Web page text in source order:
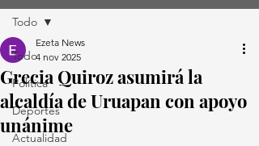
Todo
Política
Deportes
Actualidad
Todo
Grecia Quiroz asumirá la
alcaldía de Uruapan con apoyo
unánime
Ezeta News
4 nov 2025